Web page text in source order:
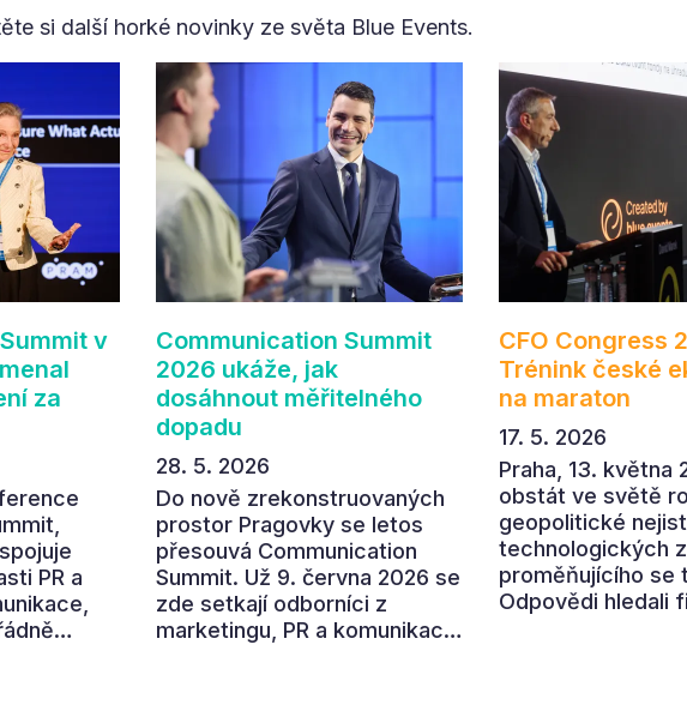
si další horké novinky ze světa Blue Events.
v
za
PR a
Communication Summit
2026 ukáže, jak
dosáhnout měřitelného
dopadu
28. 5. 2026
Do nově zrekonstruovaných
prostor Pragovky se letos
přesouvá Communication
Summit. Už 9. června 2026 se
zde setkají odborníci z
marketingu, PR a komunikace,
CFO Congress
Trénink české
na maraton
17. 5. 2026
Praha, 13. května
obstát ve světě
geopolitické
technologických
proměňujícího se
Odpovědi hledali